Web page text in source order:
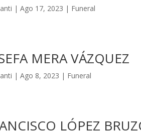
|Ago 17, 2023 | Funeral
MERA VÁZQUEZ
|Ago 8, 2023 | Funeral
LÓPEZ